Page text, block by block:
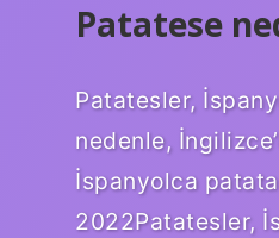
Patatese
Patatesler,
nedenle,
İspanyolca
2022Patatesler,